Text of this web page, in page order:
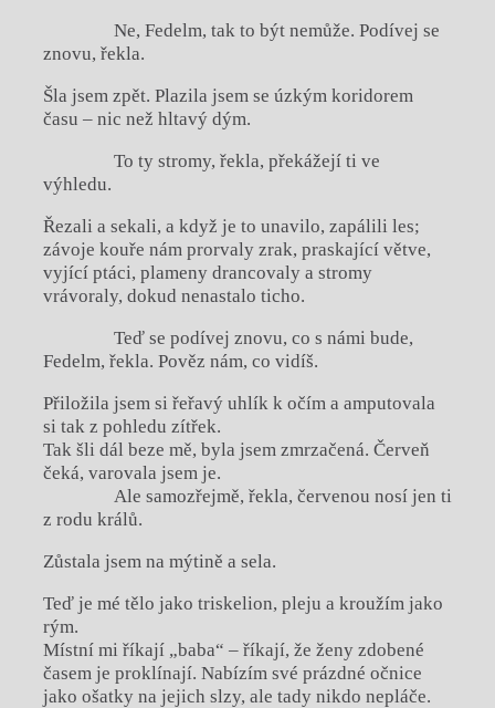
Ne, Fedelm, tak to být nemůže. Podívej se
znovu, řekla.
Šla jsem zpět. Plazila jsem se úzkým koridorem
času – nic než hltavý dým.
To ty stromy, řekla, překážejí ti ve
výhledu.
Řezali a sekali, a když je to unavilo, zapálili les;
závoje kouře nám prorvaly zrak, praskající větve,
vyjící ptáci, plameny drancovaly a stromy
vrávoraly, dokud nenastalo ticho.
Teď se podívej znovu, co s námi bude,
Fedelm, řekla. Pověz nám, co vidíš.
Přiložila jsem si řeřavý uhlík k očím a amputovala
si tak z pohledu zítřek.
Tak šli dál beze mě, byla jsem zmrzačená. Červeň
čeká, varovala jsem je.
Ale samozřejmě, řekla, červenou nosí jen ti
z rodu králů.
Zůstala jsem na mýtině a sela.
Teď je mé tělo jako triskelion, pleju a kroužím jako
rým.
Místní mi říkají „baba“ – říkají, že ženy zdobené
časem je proklínají. Nabízím své prázdné očnice
jako ošatky na jejich slzy, ale tady nikdo nepláče.